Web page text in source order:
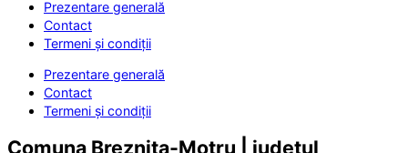
Prezentare generală
Contact
Termeni și condiții
Prezentare generală
Contact
Termeni și condiții
Comuna Breznița-Motru | județul